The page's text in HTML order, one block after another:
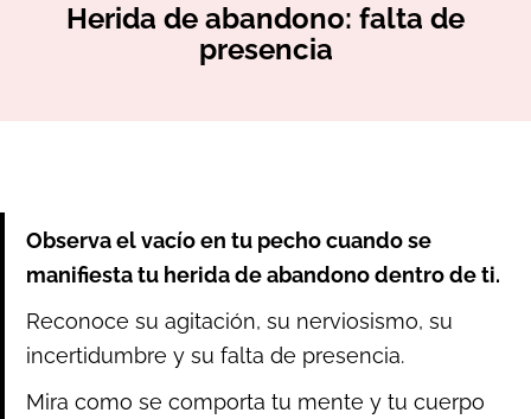
Herida de abandono: falta de
presencia
Observa el vacío en tu pecho cuando se
manifiesta tu herida de abandono dentro de ti.
Reconoce su agitación, su nerviosismo, su
incertidumbre y su falta de presencia.
Mira como se comporta tu mente y tu cuerpo